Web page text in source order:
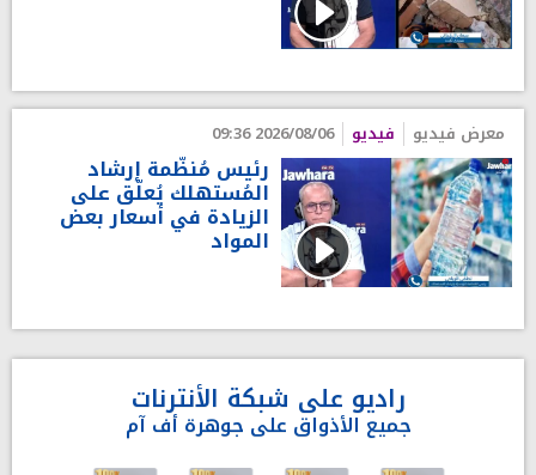
معرض فيديو فيديو 2026/08/06 09:36
رئيس مُنظّمة إرشاد
المُستهلك يُعلّق على
الزيادة في أسعار بعض
المواد
راديو على شبكة الأنترنات
جميع الأذواق على جوهرة أف آم